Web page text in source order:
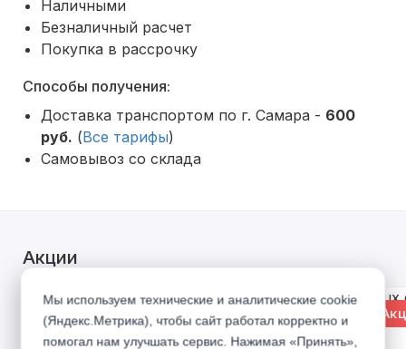
Наличными
Безналичный расчет
Покупка в рассрочку
Способы получения:
Доставка транспортом по г. Самара - 600
руб. (Все тарифы)
Самовывоз со склада
Акции
% Акция %
Мы используем технические и аналитические cookie
(Яндекс.Метрика), чтобы сайт работал корректно и
помогал нам улучшать сервис. Нажимая «Принять»,